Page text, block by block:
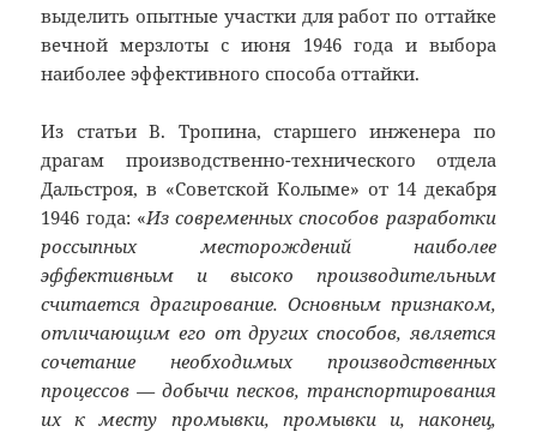
выделить опытные участки для работ по оттайке
вечной мерзлоты с июня 1946 года и выбора
наиболее эффективного способа оттайки.
Из статьи В. Тропина, старшего инженера по
драгам производственно-технического отдела
Дальстроя, в «Советской Колыме» от 14 декабря
1946 года: «Из современных способов разработки
россыпных месторождений наиболее
эффективным и высоко производительным
считается драгирование. Основным признаком,
отличающим его от других способов, является
сочетание необходимых производственных
процессов — добычи песков, транспортирования
их к месту промывки, промывки и, наконец,